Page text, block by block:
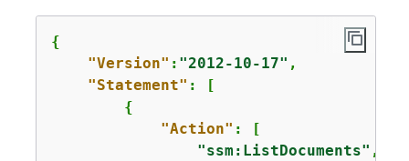
{
"Version" : "2012-10-17" ,
"Statement" : [
{
"Action" : [
"ssm:ListDocuments" ,